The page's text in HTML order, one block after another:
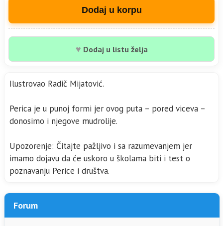
Dodaj u korpu
♥ Dodaj u listu želja
Ilustrovao Radič Mijatović.
Perica je u punoj formi jer ovog puta – pored viceva –
donosimo i njegove mudrolije.
Upozorenje: Čitajte pažljivo i sa razumevanjem jer
imamo dojavu da će uskoro u školama biti i test o
poznavanju Perice i društva.
Forum